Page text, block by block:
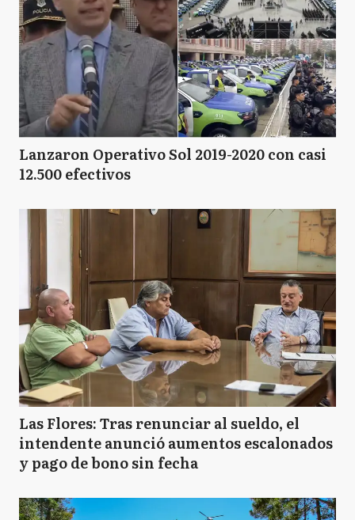
Lanzaron Operativo Sol 2019-2020 con casi
12.500 efectivos
Las Flores: Tras renunciar al sueldo, el
intendente anunció aumentos escalonados
y pago de bono sin fecha